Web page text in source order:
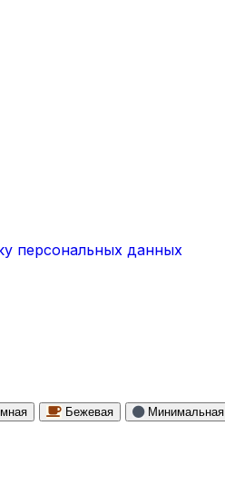
персональных данных
Бежевая Минимальная